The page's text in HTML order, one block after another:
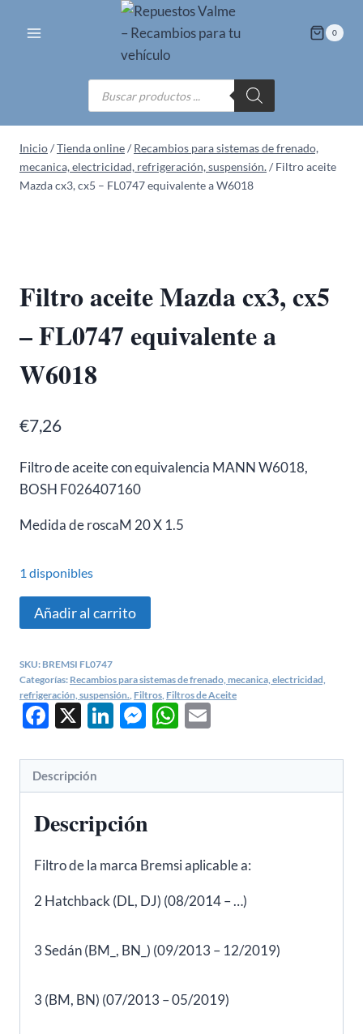
0
Búsqueda
de
productos
Inicio/Tienda online/ Recambios para sistemas de frenado,
mecanica, electricidad, refrigeración, suspensión./ Filtro aceite
Mazda cx3, cx5 – FL0747 equivalente a W6018
Filtro aceite Mazda cx3, cx5
– FL0747 equivalente a
W6018
€7,26
Filtro de aceite con equivalencia MANN W6018,
BOSH F026407160
Medida de roscaM 20 X 1.5
1 disponibles
Filtro
aceite
cx3,
cx5
equivalente
cantidad
Añadir al carrito
SKU: BREMSI FL0747
Categorías: Recambios para sistemas de frenado, mecanica, electricidad,
refrigeración, suspensión. Filtros Filtros de Aceite
Facebook
X LinkedIn
Messenger
WhatsApp
Descripción
Descripción
Filtro de la marca Bremsi aplicable a:
2 Hatchback (DL, DJ) (08/2014 – …)
3 Sedán (BM_, BN_) (09/2013 – 12/2019)
3 (BM, BN) (07/2013 – 05/2019)